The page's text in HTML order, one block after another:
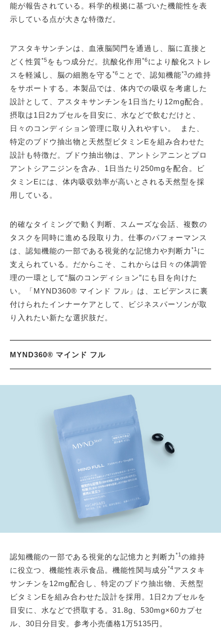
能が報告されている。科学的根拠に基づいた機能性を表
示している点が大きな特徴だ。
アスタキサンチンは、血液脳関門を通過し、脳に直接と
どく性質*5 をもつ成分だ。抗酸化作用*6により酸化ストレ
スを軽減し、脳の細胞を守る *6 ことで、認知機能*3の維持
をサポートする。本製品では、体内での吸収を考慮した
設計として、アスタキサンチンを1日当たり12mg配合。
摂取は1日2カプセルを目安に、水などで飲むだけと、
日々のコンディション管理に取り入れやすい。 また、
特定のブドウ抽出物と天然型ビタミンEを組み合わせた
設計も特徴だ。ブドウ抽出物は、アントシアニンとプロ
アントシアニジンを含み、1日当たり250mgを配合。ビ
タミンEには、体内吸収効率が高いとされる天然型を採
用している。
的確なタイミングで動く判断、スムーズな会話、複数の
タスクを同時に進める段取り力。仕事のパフォーマンス
は、認知機能の一部である視覚的な記憶力や判断力 *1 に
支えられている。だからこそ、これからは日々の体調管
理の一環として“脳のコンディション”にも目を向けた
い。「MYND360® マインド フル」は、エビデンスに裏
付けられたインナーケアとして、ビジネスパーソンが取
り入れたい新たな選択肢だ。
MYND360® マインド フル
認知機能の一部である視覚的な記憶力と判断力 *1の維持
に役立つ、機能性表示食品。機能性関与成分*4アスタキ
サンチンを12mg配合し、特定のブドウ抽出物、天然型
ビタミンEを組み合わせた設計を採用。1日2カプセルを
目安に、水などで摂取する。31.8g、530mg×60カプセ
ル、30日分目安。参考小売価格1万5135円。